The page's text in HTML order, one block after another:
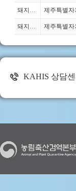
돼지생.. 제주특별자
돼지생.. 제주특별자
KAHIS 상담센